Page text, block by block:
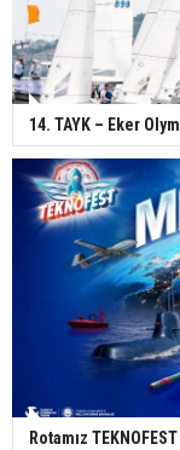
14. TAYK – Eker
Rotamız